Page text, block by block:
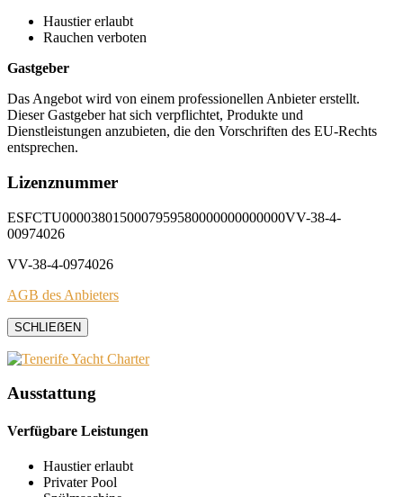
Haustier erlaubt
Rauchen verboten
Gastgeber
Das Angebot wird von einem professionellen Anbieter erstellt.
Dieser Gastgeber hat sich verpflichtet, Produkte und
Dienstleistungen anzubieten, die den Vorschriften des EU-Rechts
entsprechen.
Lizenznummer
ESFCTU0000380150007959580000000000000VV-38-4-
00974026
VV-38-4-0974026
AGB des Anbieters
SCHLIEẞEN
Ausstattung
Verfügbare Leistungen
Haustier erlaubt
Privater Pool